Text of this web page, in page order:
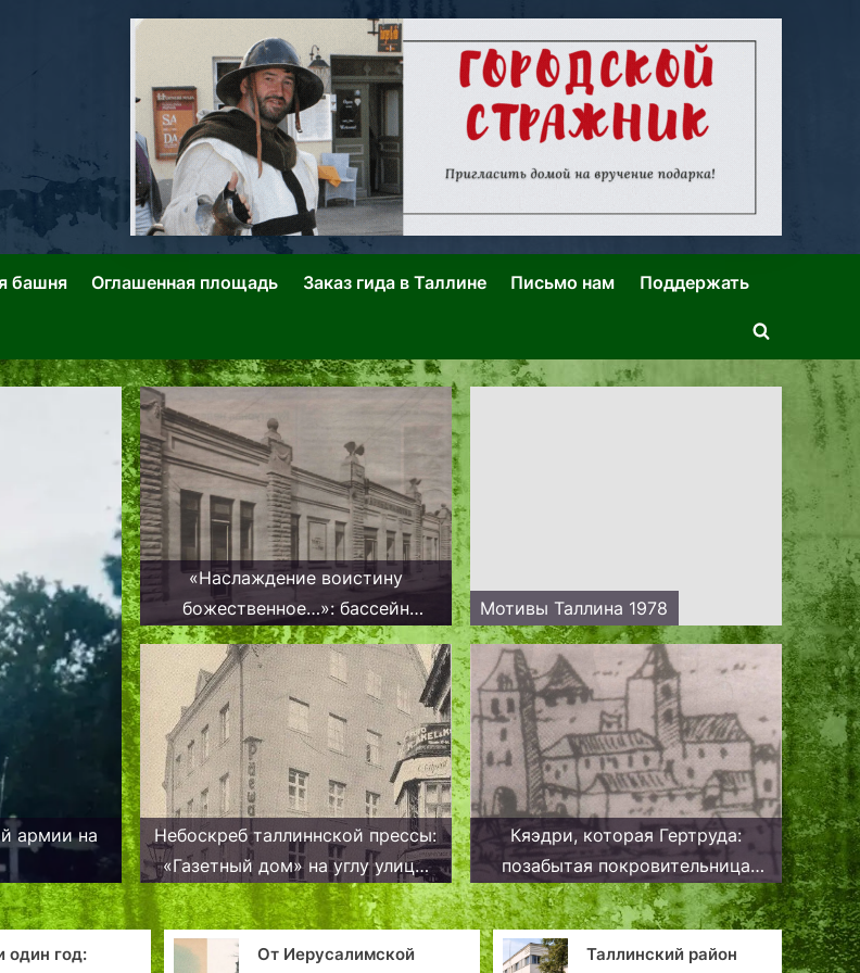
Городских Легенд
башня Оглашенная площадь Заказ гида в Таллине Письмо нам Поддержать
Toggle
search
армии на
«Наслаждение воистину
божественное…»: бассейн
Василия Воинова в Таллине
Мотивы Таллина 1978
Небоскреб таллиннской прессы:
«Газетный дом» на углу улицы
Пикк
Кяэдри, которая Гертруда:
позабытая покровительница
Каламая, района Таллина
Таллинский район
Закипел Ведьмин